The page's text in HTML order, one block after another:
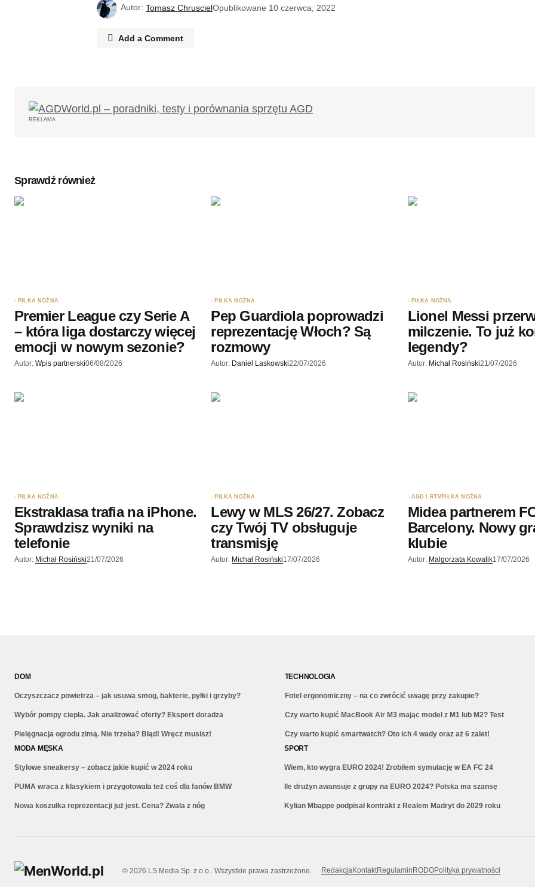
Autor: Tomasz ChruscielOpublikowane 10 czerwca, 2022
Add a Comment
REKLAMA
Sprawdź również
PIŁKA NOŻNA
Premier League czy Serie A
– która liga dostarczy więcej
emocji w nowym sezonie?
Autor: Wpis partnerski06/08/2026
PIŁKA NOŻNA
Pep Guardiola poprowadzi
reprezentację Włoch? Są
rozmowy
Autor: Daniel Laskowski22/07/2026
PIŁKA NOŻNA
Lionel Messi
milczenie. To już
legendy?
Autor: Michał Rosiński21/07/2026
PIŁKA NOŻNA
Ekstraklasa trafia na iPhone.
Sprawdzisz wyniki na
telefonie
Autor: Michał Rosiński21/07/2026
PIŁKA NOŻNA
Lewy w MLS 26/27. Zobacz
czy Twój TV obsługuje
transmisję
Autor: Michał Rosiński17/07/2026
AGD I RTV PIŁKA NOŻNA
Midea partnerem
Barcelony. Nowy
klubie
Autor: Malgorzata Kowalik17/07/2026
DOM
Oczyszczacz powietrza – jak usuwa smog, bakterie, pyłki i grzyby?
Wybór pompy ciepła. Jak analizować oferty? Ekspert doradza
Pielęgnacja ogrodu zimą. Nie trzeba? Błąd! Wręcz musisz!
TECHNOLOGIA
Fotel ergonomiczny – na co zwrócić uwagę przy zakupie?
Czy warto kupić MacBook Air M3 mając model z M1 lub M2? Test
Czy warto kupić smartwatch? Oto ich 4 wady oraz aż 6 zalet!
MODA MĘSKA
Stylowe sneakersy – zobacz jakie kupić w 2024 roku
PUMA wraca z klasykiem i przygotowała też coś dla fanów BMW
Nowa koszulka reprezentacji już jest. Cena? Zwala z nóg
SPORT
Wiem, kto wygra EURO 2024! Zrobiłem symulację w EA FC 24
Ile drużyn awansuje z grupy na EURO 2024? Polska ma szansę
Kylian Mbappe podpisał kontrakt z Realem Madryt do 2029 roku
© 2026 LS Media Sp. z o.o.. Wszystkie prawa zastrzeżone. RedakcjaKontaktRegulamin RODOPolityka prywatności